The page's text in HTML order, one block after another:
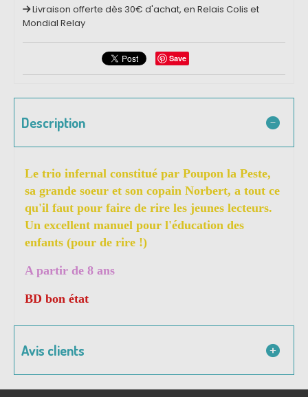
Livraison offerte dès 30€ d'achat, en Relais Colis et
Mondial Relay
Save
Description
Le trio infernal constitué par Poupon la Peste,
sa grande soeur et son copain Norbert, a tout ce
qu'il faut pour faire de rire les jeunes lecteurs.
Un excellent manuel pour l'éducation des
enfants (pour de rire !)
A partir de 8 ans
BD bon état
Avis clients